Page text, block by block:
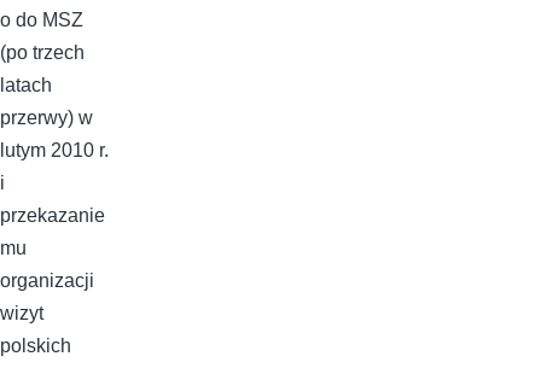
o do MSZ
(po trzech
latach
przerwy) w
lutym 2010 r.
i
przekazanie
mu
organizacji
wizyt
polskich